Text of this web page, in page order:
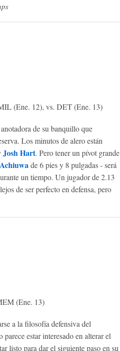
(Ene. 12), vs. DET (Ene. 13)
de su banquillo que
Los minutos de alero están
Josh Hart. Pero tener un pívot grande
de 6 pies y 8 pulgadas - será
un tiempo. Un jugador de 2.13
de ser perfecto en defensa, pero
(Ene. 13)
a la filosofía defensiva del
estar interesado en alterar el
listo para dar el siguiente paso en su